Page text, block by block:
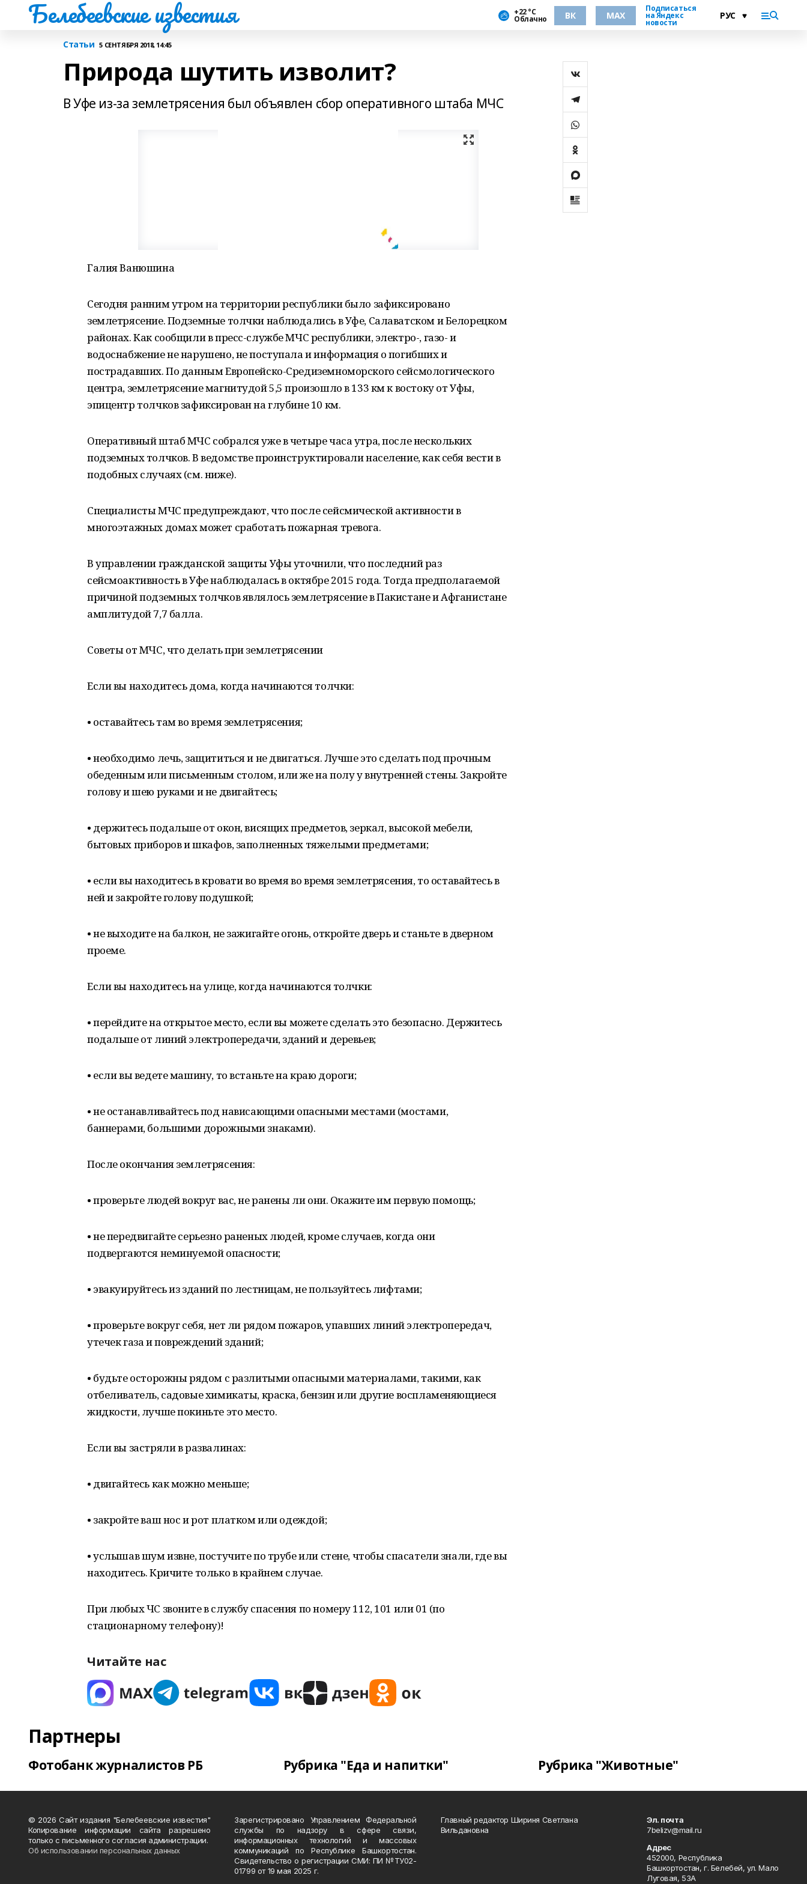
Белебеевские известия +22 °С
Облачно ВК MAX
Подписаться
на Яндекс
новости
Статьи 5 СЕНТЯБРЯ 2018, 14:45
Природа шутить изволит?
В Уфе из-за землетрясения был объявлен сбор оперативного штаба МЧС
Галия Ванюшина
Сегодня ранним утром на территории республики было зафиксировано
землетрясение. Подземные толчки наблюдались в Уфе, Салаватском и Белорецком
районах. Как сообщили в пресс-службе МЧС республики, электро-, газо- и
водоснабжение не нарушено, не поступала и информация о погибших и
пострадавших. По данным Европейско-Средиземноморского сейсмологического
центра, землетрясение магнитудой 5,5 произошло в 133 км к востоку от Уфы,
эпицентр толчков зафиксирован на глубине 10 км.
Оперативный штаб МЧС собрался уже в четыре часа утра, после нескольких
подземных толчков. В ведомстве проинструктировали население, как себя вести в
подобных случаях (см. ниже).
Специалисты МЧС предупреждают, что после сейсмической активности в
многоэтажных домах может сработать пожарная тревога.
В управлении гражданской защиты Уфы уточнили, что последний раз
сейсмоактивность в Уфе наблюдалась в октябре 2015 года. Тогда предполагаемой
причиной подземных толчков являлось землетрясение в Пакистане и Афганистане
амплитудой 7,7 балла.
Советы от МЧС, что делать при землетрясении
Если вы находитесь дома, когда начинаются толчки:
• оставайтесь там во время землетрясения;
• необходимо лечь, защититься и не двигаться. Лучше это сделать под прочным
обеденным или письменным столом, или же на полу у внутренней стены. Закройте
голову и шею руками и не двигайтесь;
• держитесь подальше от окон, висящих предметов, зеркал, высокой мебели,
бытовых приборов и шкафов, заполненных тяжелыми предметами;
• если вы находитесь в кровати во время во время землетрясения, то оставайтесь в
ней и закройте голову подушкой;
• не выходите на балкон, не зажигайте огонь, откройте дверь и станьте в дверном
проеме.
Если вы находитесь на улице, когда начинаются толчки:
• перейдите на открытое место, если вы можете сделать это безопасно. Держитесь
подальше от линий электропередачи, зданий и деревьев;
• если вы ведете машину, то встаньте на краю дороги;
• не останавливайтесь под нависающими опасными местами (мостами,
баннерами, большими дорожными знаками).
После окончания землетрясения:
• проверьте людей вокруг вас, не ранены ли они. Окажите им первую помощь;
• не передвигайте серьезно раненых людей, кроме случаев, когда они
подвергаются неминуемой опасности;
• эвакуируйтесь из зданий по лестницам, не пользуйтесь лифтами;
• проверьте вокруг себя, нет ли рядом пожаров, упавших линий электропередач,
утечек газа и повреждений зданий;
• будьте осторожны рядом с разлитыми опасными материалами, такими, как
отбеливатель, садовые химикаты, краска, бензин или другие воспламеняющиеся
жидкости, лучше покиньте это место.
Если вы застряли в развалинах:
• двигайтесь как можно меньше;
• закройте ваш нос и рот платком или одеждой;
• услышав шум извне, постучите по трубе или стене, чтобы спасатели знали, где вы
находитесь. Кричите только в крайнем случае.
При любых ЧС звоните в службу спасения по номеру 112, 101 или 01 (по
стационарному телефону)!
Читайте нас
Партнеры
Фотобанк журналистов РБ Рубрика "Еда и напитки" Рубрика "Животные"
© 2026 Сайт издания "Белебеевские известия"
Копирование информации сайта разрешено
только с письменного согласия администрации.
Об использовании персональных данных
Зарегистрировано Управлением Федеральной
службы по надзору в сфере связи,
информационных технологий и массовых
коммуникаций по Республике Башкортостан.
Свидетельство о регистрации СМИ: ПИ №ТУ02-
01799 от 19 мая 2025 г.
Главный редактор Шириня Светлана
Вильдановна
Эл. почта
7belizv@mail.ru
Адрес
452000, Республика
Башкортостан, г. Белебей, ул. Мало
Луговая, 53А